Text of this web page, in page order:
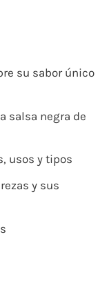
su sabor único
salsa negra de
usos y tipos
y sus